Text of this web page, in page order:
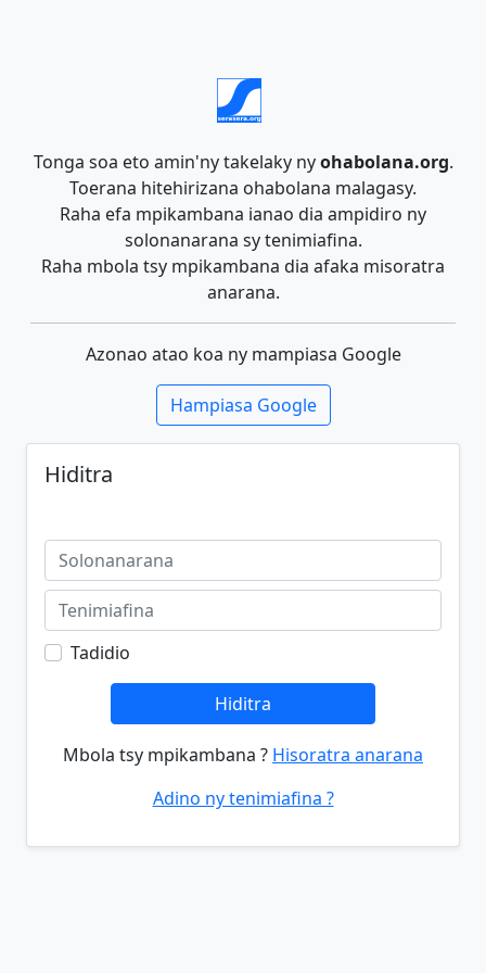
Tonga soa eto amin'ny takelaky nyohabolana.org.
Toerana hitehirizana ohabolana malagasy.
Raha efa mpikambana ianao dia ampidiro ny
solonanarana sy tenimiafina.
Raha mbola tsy mpikambana dia afaka misoratra
anarana.
Azonao atao koa ny mampiasa Google
Hampiasa Google
Hiditra
Tadidio
Hiditra
Mbola tsy mpikambana ? Hisoratra anarana
Adino ny tenimiafina ?